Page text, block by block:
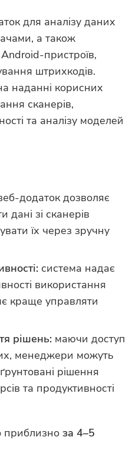
для аналізу даних
а також
пристроїв,
штрихкодів.
наданні корисних
сканерів,
та аналізу моделей
додаток дозволяє
дані зі сканерів
їх через зручну
система надає
використання
краще управляти
рішень: маючи доступ
менеджери можуть
рішення
та продуктивності
приблизно за 4–5